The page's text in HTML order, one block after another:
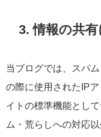
3. 情報の共
当ブログでは、スパ
の際に使用されたIP
イトの標準機能とし
ム・荒らしへの対応